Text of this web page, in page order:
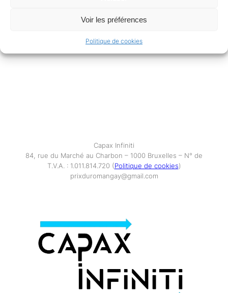
Voir les préférences
Politique de cookies
Capax Infiniti
84, rue du Marché au Charbon – 1000 Bruxelles – N° de
T.V.A. : 1.011.814.720 ( Politique de cookies)
prixduromangay@gmail.com